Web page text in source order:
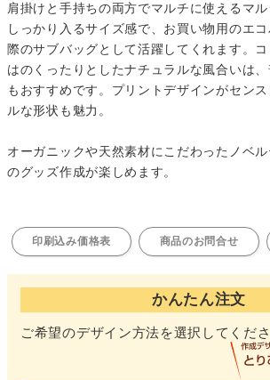
かんたん注文
ご希望のデザイン方法を選択してくださ
印刷込み価格表 商品のお問合せ
肩掛けと手持ちの両方でマルチに使えるマ
しっかり入るサイズ感で、お買い物用のエ
際のサブバッグとして活躍してくれます。
はのくったりとしたナチュラルな風合いは
もおすすめです。プリントデザインがセン
ルな形状も魅力。
オーガニックや天然素材にこだわったノベ
のグッズ作成が楽しめます。